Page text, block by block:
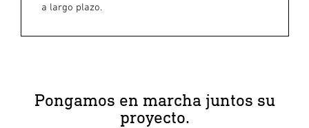
a largo plazo.
Pongamos en marcha juntos su
proyecto.